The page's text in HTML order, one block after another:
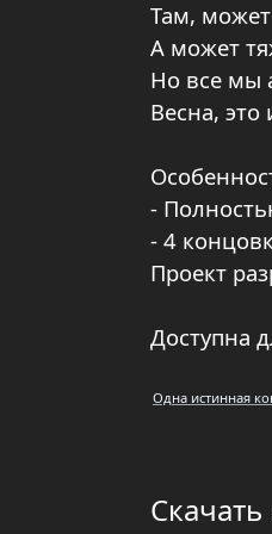
Там,
А может
Но все мы
Весна,
-
- 4
Проект
Доступна
Одна истинная